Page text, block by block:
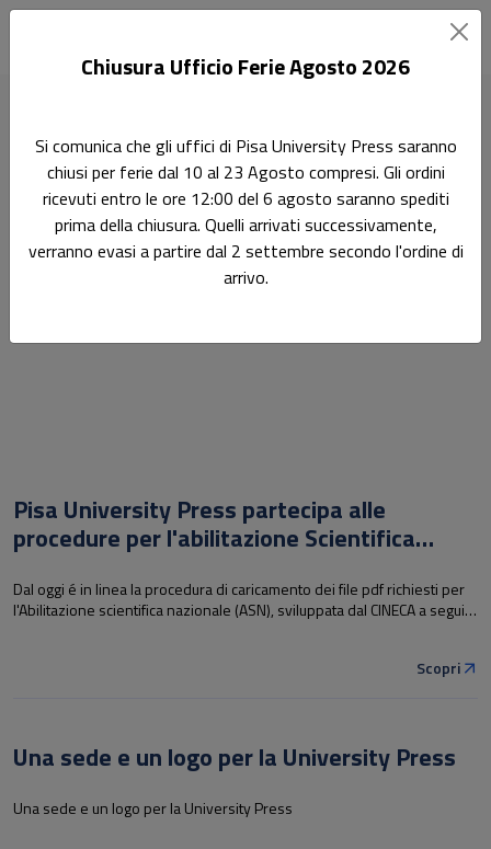
Home News
News
Tutti gli articoli di: News
Sfoglia la lista completa
Pisa University Press partecipa alle
procedure per l'abilitazione Scientifica
Dal oggi é in linea la procedura di caricamento dei file pdf richiesti per
l'Abilitazione scientifica nazionale (ASN), sviluppata dal CINECA a seguito
Scopri
Una sede e un logo per la University Press
Una sede e un logo per la University Press
Chiusura Ufficio Ferie Agosto 2026
Si comunica che gli uffici di Pisa University Press saranno
chiusi per ferie dal 10 al 23 Agosto compresi. Gli ordini
ricevuti entro le ore 12:00 del 6 agosto saranno spediti
prima della chiusura. Quelli arrivati successivamente,
verranno evasi a partire dal 2 settembre secondo l'ordine di
arrivo.